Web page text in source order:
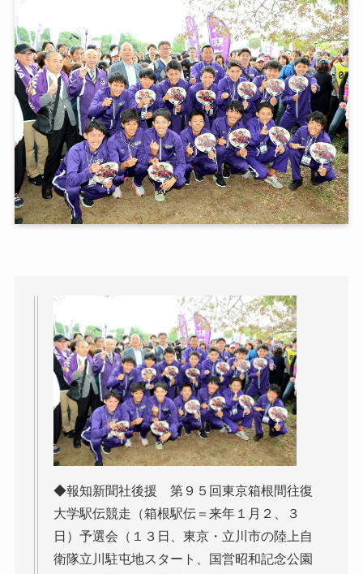
◆報知新聞社後援 第９５回東京箱根間往復
大学駅伝競走（箱根駅伝＝来年１月２、３
日）予選会（１３日、東京・立川市の陸上自
衛隊立川駐屯地スタート、国営昭和記念公園